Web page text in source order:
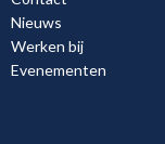
Nieuws
Werken bij
Evenementen